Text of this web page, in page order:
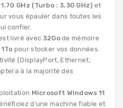
1.70 GHz (Turbo : 3.30 GHz) et
vous épauler dans toutes les
confier.
livré avec 32Gode mémoire
1To pour stocker vos données.
(DisplayPort, Ethernet,
à la majorité des
Microsoft Windows 11
d'une machine fiable et